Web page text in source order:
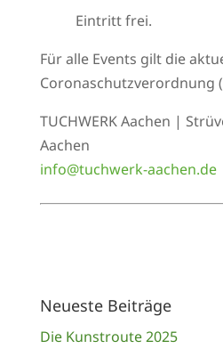
Eintritt frei.
Für alle Events gilt die
Coronaschutzverordnung
TUCHWERK Aachen |
Aachen
info@tuchwerk-aachen.de
Neueste Beiträge
Die Kunstroute 2025